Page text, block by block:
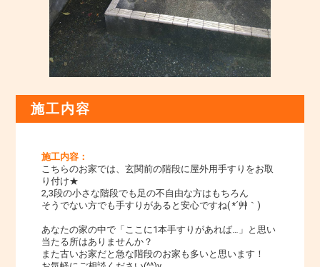
施工内容
施工内容：
こちらのお家では、玄関前の階段に屋外用手すりをお取
り付け★
2,3段の小さな階段でも足の不自由な方はもちろん
そうでない方でも手すりがあると安心ですね( *´艸｀)
あなたの家の中で「ここに1本手すりがあれば…」と思い
当たる所はありませんか？
また古いお家だと急な階段のお家も多いと思います！